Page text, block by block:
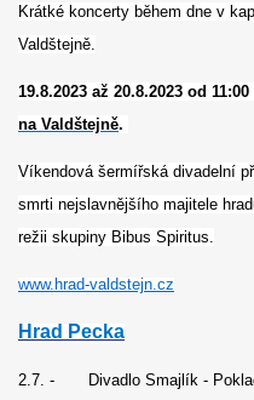
Krátké koncerty během dne v
Valdštejně.
19.8.2023 až 20.8.2023 od
na Valdštejně.
Víkendová šermířská divadelní
smrti nejslavnějšího majitele
režii skupiny Bibus Spiritus.
www.hrad-valdstejn.cz
Hrad Pecka
2.7. - Divadlo Smajlík -